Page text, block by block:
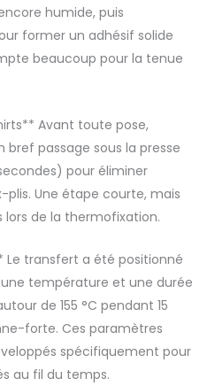
humide, puis
former un adhésif solide
beaucoup pour la tenue
Avant toute pose,
passage sous la presse
pour éliminer
Une étape courte, mais
lors de la thermofixation.
transfert a été positionné
température et une durée
de 155 °C pendant 15
forte. Ces paramètres
spécifiquement pour
au fil du temps.